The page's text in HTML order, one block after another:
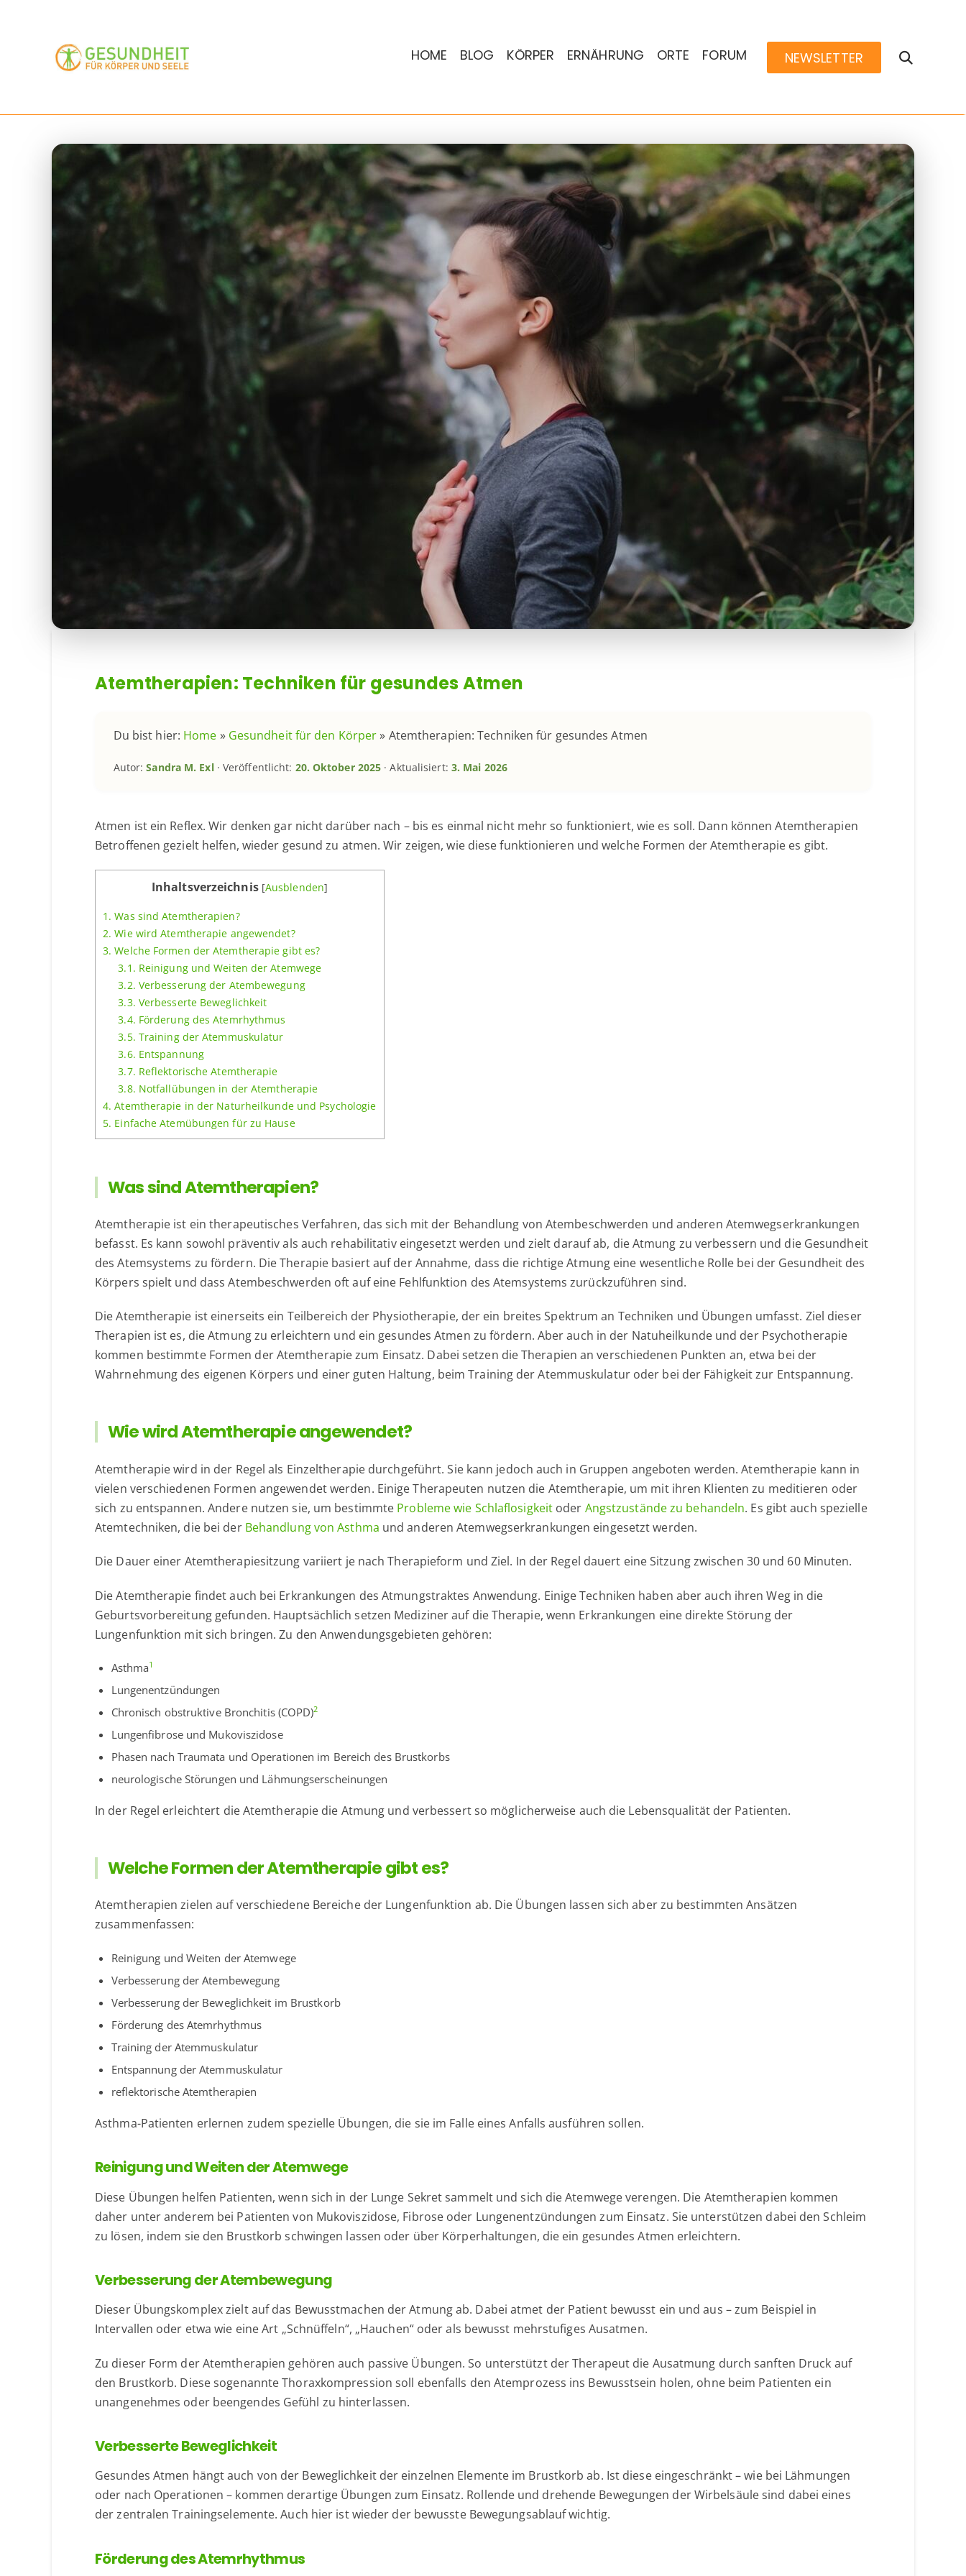
HOME BLOG KÖRPER ERNÄHRUNG ORTE FORUM NEWSLETTER
Atemtherapien: Techniken für gesundes Atmen
Du bist hier: Home » Gesundheit für den Körper» Atemtherapien: Techniken für gesundes Atmen
Autor:Sandra M. Exl · Veröffentlicht: 20. Oktober 2025 · Aktualisiert: 3. Mai 2026
Atmen ist ein Reflex. Wir denken gar nicht darüber nach – bis es einmal nicht mehr so funktioniert, wie es soll. Dann können Atemtherapien
Betroffenen gezielt helfen, wieder gesund zu atmen. Wir zeigen, wie diese funktionieren und welche Formen der Atemtherapie es gibt.
Inhaltsverzeichnis [Ausblenden]
1. Was sind Atemtherapien?
2. Wie wird Atemtherapie angewendet?
3. Welche Formen der Atemtherapie gibt es?
3.1. Reinigung und Weiten der Atemwege
3.2. Verbesserung der Atembewegung
3.3. Verbesserte Beweglichkeit
3.4. Förderung des Atemrhythmus
3.5. Training der Atemmuskulatur
3.6. Entspannung
3.7. Reflektorische Atemtherapie
3.8. Notfallübungen in der Atemtherapie
4. Atemtherapie in der Naturheilkunde und Psychologie
5. Einfache Atemübungen für zu Hause
Was sind Atemtherapien?
Atemtherapie ist ein therapeutisches Verfahren, das sich mit der Behandlung von Atembeschwerden und anderen Atemwegserkrankungen
befasst. Es kann sowohl präventiv als auch rehabilitativ eingesetzt werden und zielt darauf ab, die Atmung zu verbessern und die Gesundheit
des Atemsystems zu fördern. Die Therapie basiert auf der Annahme, dass die richtige Atmung eine wesentliche Rolle bei der Gesundheit des
Körpers spielt und dass Atembeschwerden oft auf eine Fehlfunktion des Atemsystems zurückzuführen sind.
Die Atemtherapie ist einerseits ein Teilbereich der Physiotherapie, der ein breites Spektrum an Techniken und Übungen umfasst. Ziel dieser
Therapien ist es, die Atmung zu erleichtern und ein gesundes Atmen zu fördern. Aber auch in der Natuheilkunde und der Psychotherapie
kommen bestimmte Formen der Atemtherapie zum Einsatz. Dabei setzen die Therapien an verschiedenen Punkten an, etwa bei der
Wahrnehmung des eigenen Körpers und einer guten Haltung, beim Training der Atemmuskulatur oder bei der Fähigkeit zur Entspannung.
Wie wird Atemtherapie angewendet?
Atemtherapie wird in der Regel als Einzeltherapie durchgeführt. Sie kann jedoch auch in Gruppen angeboten werden. Atemtherapie kann in
vielen verschiedenen Formen angewendet werden. Einige Therapeuten nutzen die Atemtherapie, um mit ihren Klienten zu meditieren oder
sich zu entspannen. Andere nutzen sie, um bestimmte Probleme wie Schlaflosigkeit oder Angstzustände zu behandeln. Es gibt auch spezielle
Atemtechniken, die bei der Behandlung von Asthma und anderen Atemwegserkrankungen eingesetzt werden.
Die Dauer einer Atemtherapiesitzung variiert je nach Therapieform und Ziel. In der Regel dauert eine Sitzung zwischen 30 und 60 Minuten.
Die Atemtherapie findet auch bei Erkrankungen des Atmungstraktes Anwendung. Einige Techniken haben aber auch ihren Weg in die
Geburtsvorbereitung gefunden. Hauptsächlich setzen Mediziner auf die Therapie, wenn Erkrankungen eine direkte Störung der
Lungenfunktion mit sich bringen. Zu den Anwendungsgebieten gehören:
Asthma1
Lungenentzündungen
Chronisch obstruktive Bronchitis (COPD)2
Lungenfibrose und Mukoviszidose
Phasen nach Traumata und Operationen im Bereich des Brustkorbs
neurologische Störungen und Lähmungserscheinungen
In der Regel erleichtert die Atemtherapie die Atmung und verbessert so möglicherweise auch die Lebensqualität der Patienten.
Welche Formen der Atemtherapie gibt es?
Atemtherapien zielen auf verschiedene Bereiche der Lungenfunktion ab. Die Übungen lassen sich aber zu bestimmten Ansätzen
zusammenfassen:
Reinigung und Weiten der Atemwege
Verbesserung der Atembewegung
Verbesserung der Beweglichkeit im Brustkorb
Förderung des Atemrhythmus
Training der Atemmuskulatur
Entspannung der Atemmuskulatur
reflektorische Atemtherapien
Asthma-Patienten erlernen zudem spezielle Übungen, die sie im Falle eines Anfalls ausführen sollen.
Reinigung und Weiten der Atemwege
Diese Übungen helfen Patienten, wenn sich in der Lunge Sekret sammelt und sich die Atemwege verengen. Die Atemtherapien kommen
daher unter anderem bei Patienten von Mukoviszidose, Fibrose oder Lungenentzündungen zum Einsatz. Sie unterstützen dabei den Schleim
zu lösen, indem sie den Brustkorb schwingen lassen oder über Körperhaltungen, die ein gesundes Atmen erleichtern.
Verbesserung der Atembewegung
Dieser Übungskomplex zielt auf das Bewusstmachen der Atmung ab. Dabei atmet der Patient bewusst ein und aus – zum Beispiel in
Intervallen oder etwa wie eine Art „Schnüffeln“, „Hauchen“ oder als bewusst mehrstufiges Ausatmen.
Zu dieser Form der Atemtherapien gehören auch passive Übungen. So unterstützt der Therapeut die Ausatmung durch sanften Druck auf
den Brustkorb. Diese sogenannte Thoraxkompression soll ebenfalls den Atemprozess ins Bewusstsein holen, ohne beim Patienten ein
unangenehmes oder beengendes Gefühl zu hinterlassen.
Verbesserte Beweglichkeit
Gesundes Atmen hängt auch von der Beweglichkeit der einzelnen Elemente im Brustkorb ab. Ist diese eingeschränkt – wie bei Lähmungen
oder nach Operationen – kommen derartige Übungen zum Einsatz. Rollende und drehende Bewegungen der Wirbelsäule sind dabei eines
der zentralen Trainingselemente. Auch hier ist wieder der bewusste Bewegungsablauf wichtig.
Förderung des Atemrhythmus